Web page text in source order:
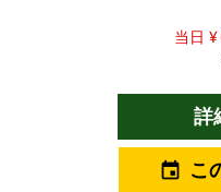
ない希少なモデルです。 この限定車は、1950年代のF1で活躍した
伝説のマシン「250F」や、
ントラストで圧倒的な存在
級ピエノフィオーレレザー
当日 ¥
詳
event こ